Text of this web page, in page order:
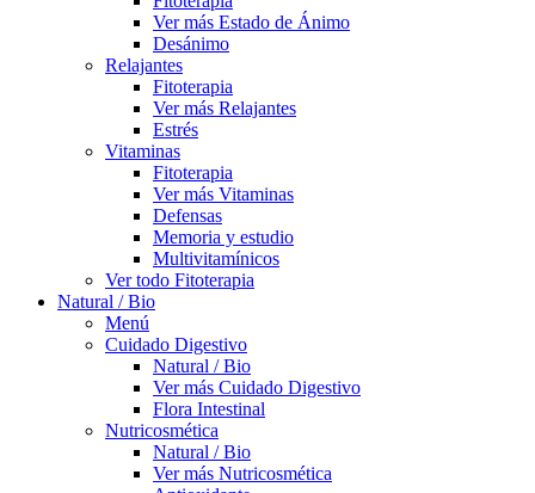
Ver más Estado de Ánimo
Desánimo
Relajantes
Fitoterapia
Ver más Relajantes
Estrés
Vitaminas
Fitoterapia
Ver más Vitaminas
Defensas
Memoria y estudio
Multivitamínicos
Ver todo Fitoterapia
Natural / Bio
Menú
Cuidado Digestivo
Natural / Bio
Ver más Cuidado Digestivo
Flora Intestinal
Nutricosmética
Natural / Bio
Ver más Nutricosmética